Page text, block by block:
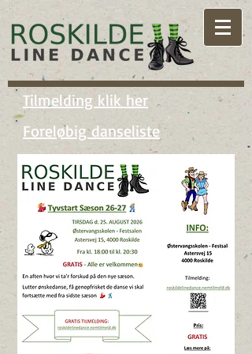
Tilmelding klik her
Foreløbig danseliste